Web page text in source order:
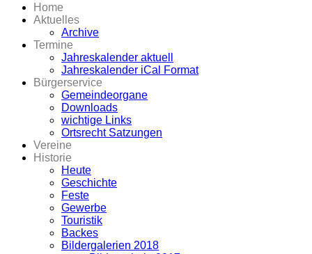
Home
Aktuelles
Archive
Termine
Jahreskalender aktuell
Jahreskalender iCal Format
Bürgerservice
Gemeindeorgane
Downloads
wichtige Links
Ortsrecht Satzungen
Vereine
Historie
Heute
Geschichte
Feste
Gewerbe
Touristik
Backes
Bildergalerien 2018